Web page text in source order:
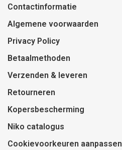
Contactinformatie
Algemene voorwaarden
Privacy Policy
Betaalmethoden
Verzenden & leveren
Retourneren
Kopersbescherming
Niko catalogus
Cookievoorkeuren aanpassen